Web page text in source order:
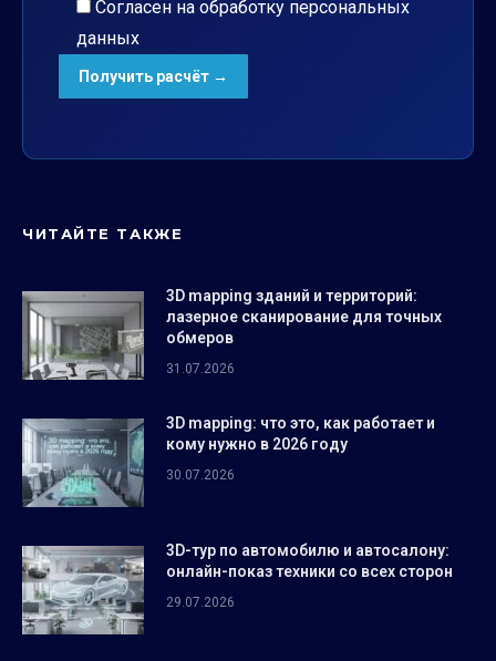
Согласен на обработку персональных
данных
ЧИТАЙТЕ ТАКЖЕ
3D mapping зданий и территорий:
лазерное сканирование для точных
обмеров
31.07.2026
3D mapping: что это, как работает и
кому нужно в 2026 году
30.07.2026
3D-тур по автомобилю и автосалону:
онлайн-показ техники со всех сторон
29.07.2026